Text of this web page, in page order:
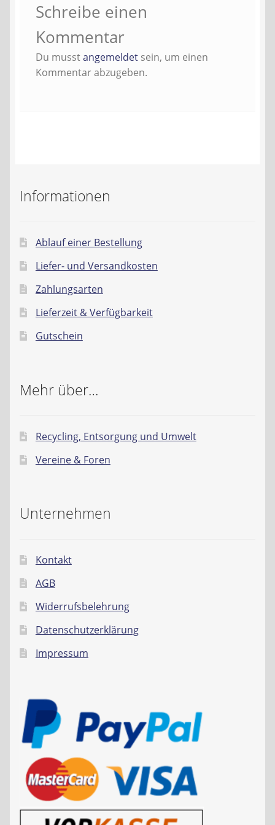
Kontakt
AGB
Widerrufsbelehrung
Schreibe einen
Kommentar
Du musstangemeldetsein, um einen
Kommentar abzugeben.
Informationen
Ablauf einer Bestellung
Liefer- und Versandkosten
Zahlungsarten
Lieferzeit & Verfügbarkeit
Gutschein
Mehr über…
Recycling, Entsorgung und Umwelt
Vereine & Foren
Unternehmen
Kontakt
AGB
Widerrufsbelehrung
Datenschutzerklärung
Impressum